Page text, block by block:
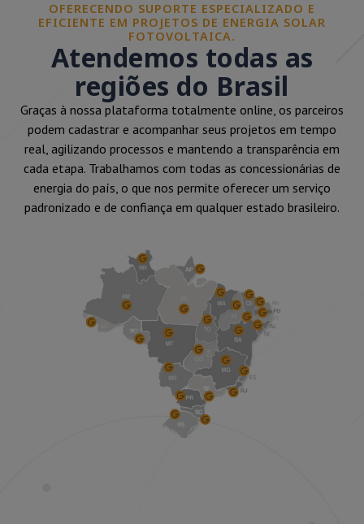
OFERECENDO SUPORTE ESPECIALIZADO E
EFICIENTE EM PROJETOS DE ENERGIA SOLAR
FOTOVOLTAICA.
Atendemos todas as
regiões do Brasil
Graças à nossa plataforma totalmente online, os parceiros
podem cadastrar e acompanhar seus projetos em tempo
real, agilizando processos e mantendo a transparência em
cada etapa. Trabalhamos com todas as concessionárias de
energia do país, o que nos permite oferecer um serviço
padronizado e de confiança em qualquer estado brasileiro.